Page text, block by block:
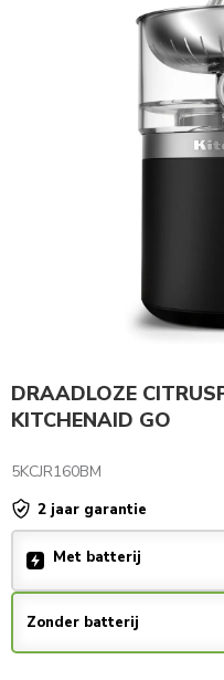
DRAADLOZE
KITCHENAID GO
5KCJR160BM
2 jaar garantie
Met batterij
Zonder batterij